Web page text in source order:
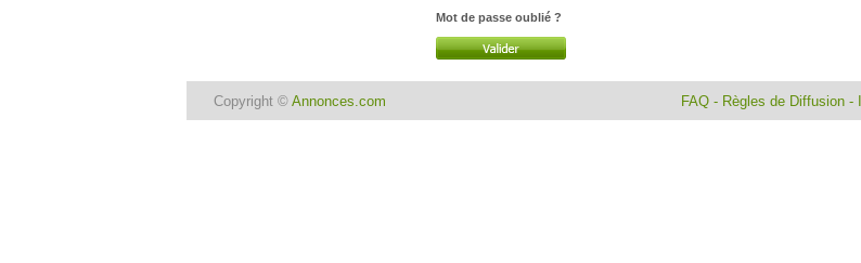
Mot de passe oublié ?
FAQ - Règles de Diffusion -
Copyright © Annonces.com